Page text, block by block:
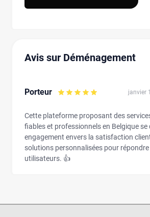
Avis sur Déménagement
Porteur janvier
Cette plateforme proposant des
fiables et professionnels en Belgique
engagement envers la satisfaction
solutions personnalisées pour
utilisateurs. 👍